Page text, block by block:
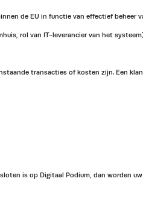
de EU in functie van effectief beheer
rol van IT-leverancier van het
transacties of kosten zijn. Een
is op Digitaal Podium, dan worden